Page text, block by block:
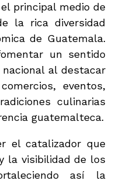
principal medio de
la rica diversidad
de Guatemala.
un sentido
al destacar
eventos,
culinarias
guatemalteca.
el catalizador que
la visibilidad de los
así la